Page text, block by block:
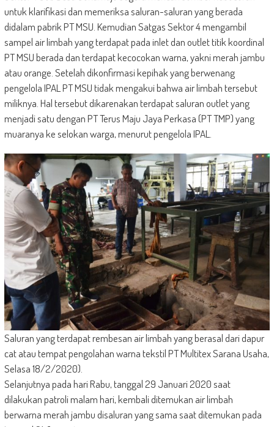
untuk klarifikasi dan memeriksa saluran-saluran yang berada
didalam pabrik PT MSU. Kemudian Satgas Sektor 4 mengambil
sampel air limbah yang terdapat pada inlet dan outlet titik koordinal
PT MSU berada dan terdapat kecocokan warna, yakni merah jambu
atau orange. Setelah dikonfirmasi kepihak yang berwenang
pengelola IPAL PT MSU tidak mengakui bahwa air limbah tersebut
miliknya. Hal tersebut dikarenakan terdapat saluran outlet yang
menjadi satu dengan PT Terus Maju Jaya Perkasa (PT TMP) yang
muaranya ke selokan warga, menurut pengelola IPAL.
Saluran yang terdapat rembesan air limbah yang berasal dari dapur
cat atau tempat pengolahan warna tekstil PT Multitex Sarana Usaha,
Selasa 18/2/2020).
Selanjutnya pada hari Rabu, tanggal 29 Januari 2020 saat
dilakukan patroli malam hari, kembali ditemukan air limbah
berwarna merah jambu disaluran yang sama saat ditemukan pada